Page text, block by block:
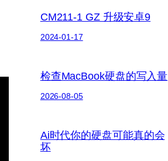
CM211-1 GZ 升级安卓9
2024-01-17
检查MacBook硬盘的写入量
2026-08-05
Ai时代你的硬盘可能真的会
坏